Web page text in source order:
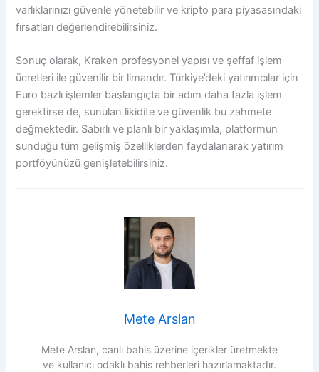
varlıklarınızı güvenle yönetebilir ve kripto para piyasasındaki
fırsatları değerlendirebilirsiniz.
Sonuç olarak, Kraken profesyonel yapısı ve şeffaf işlem
ücretleri ile güvenilir bir limandır. Türkiye’deki yatırımcılar için
Euro bazlı işlemler başlangıçta bir adım daha fazla işlem
gerektirse de, sunulan likidite ve güvenlik bu zahmete
değmektedir. Sabırlı ve planlı bir yaklaşımla, platformun
sunduğu tüm gelişmiş özelliklerden faydalanarak yatırım
portföyünüzü genişletebilirsiniz.
Mete Arslan
Mete Arslan, canlı bahis üzerine içerikler üretmekte
ve kullanıcı odaklı bahis rehberleri hazırlamaktadır.